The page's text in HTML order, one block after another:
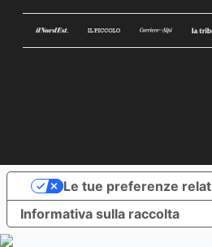
Informativa sulla raccolta
Le tue preferenze